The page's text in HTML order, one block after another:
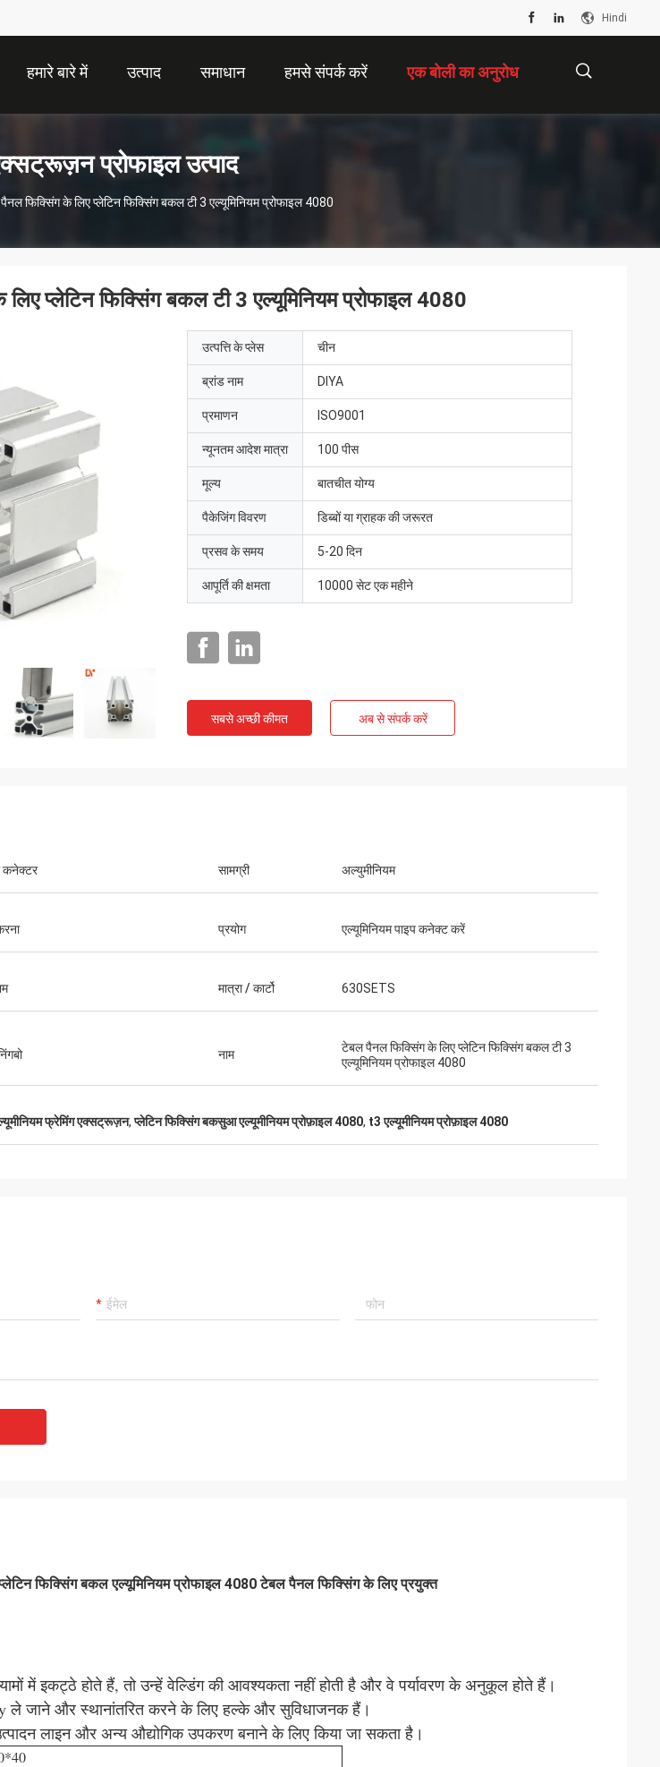
Hindi
हमारे बारे में उत्पाद समाधान हमसे संपर्क करें एक बोली का अनुरोध
प्रोफाइल उत्पाद
फिक्सिंग के लिए प्लेटिन फिक्सिंग बकल टी 3 एल्यूमिनियम प्रोफाइल 4080
हैं। यह
प्लेटिन फिक्सिंग बकल टी 3 एल्यूमिनियम प्रोफाइल 4080
उत्पत्ति के प्लेस चीन
ब्रांड नाम DIYA
प्रमाणन ISO9001
न्यूनतम आदेश मात्रा 100 पीस
मूल्य बातचीत योग्य
पैकेजिंग विवरण डिब्बों या ग्राहक की जरूरत
प्रसव के समय 5-20 दिन
आपूर्ति की क्षमता 10000 सेट एक महीने
सबसे अच्छी कीमत अब से संपर्क करें
कनेक्टर सामग्री अल्युमीनियम
प्रयोग एल्यूमिनियम पाइप कनेक्ट करें
मात्रा / कार्टो 630SETS
नाम
टेबल पैनल फिक्सिंग के लिए प्लेटिन फिक्सिंग बकल टी 3
एल्यूमिनियम प्रोफाइल 4080
फ्रेमिंग एक्सट्रूज़न,प्लेटिन फिक्सिंग बकसुआ एल्यूमीनियम प्रोफ़ाइल 4080, t3 एल्यूमीनियम प्रोफ़ाइल 4080
फिक्सिंग बकल एल्यूमिनियम प्रोफाइल 4080 टेबल पैनल फिक्सिंग के लिए प्रयुक्त
में इकट्ठे होते हैं, तो उन्हें वेल्डिंग की आवश्यकता नहीं होती है और वे पर्यावरण के अनुकूल होते हैं।
ले जाने और स्थानांतरित करने के लिए हल्के और सुविधाजनक हैं।
लाइन और अन्य औद्योगिक उपकरण बनाने के लिए किया जा सकता है।